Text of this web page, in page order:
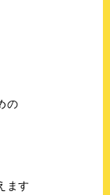
の
ます